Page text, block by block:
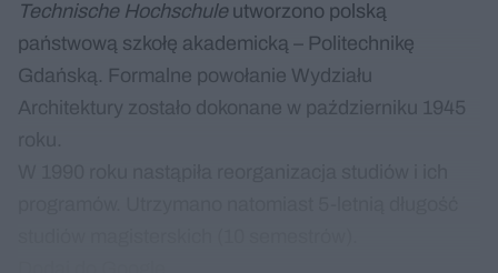
Technische Hochschuleutworzono polską
państwową szkołę akademicką – Politechnikę
Gdańską. Formalne powołanie Wydziału
Architektury zostało dokonane w październiku 1945